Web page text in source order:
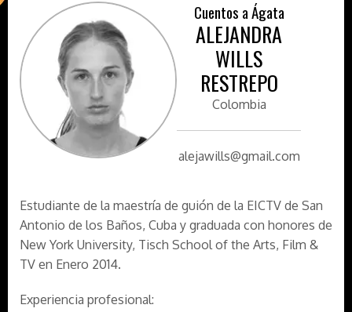
Cuentos a Ágata
ALEJANDRA
WILLS
RESTREPO
Colombia
alejawills@gmail.com
Estudiante de la maestría de guión de la EICTV de San
Antonio de los Baños, Cuba y graduada con honores de
New York University, Tisch School of the Arts, Film &
TV en Enero 2014.
Experiencia profesional: